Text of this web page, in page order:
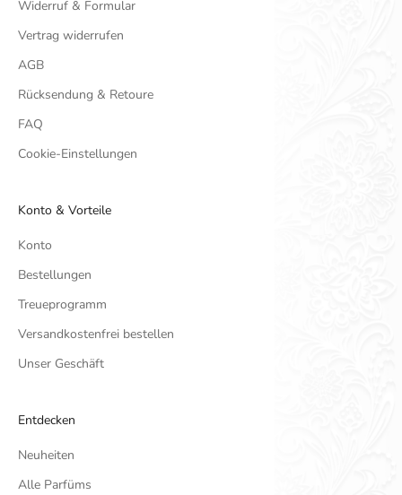
Widerruf & Formular
Vertrag widerrufen
AGB
Rücksendung & Retoure
FAQ
Cookie-Einstellungen
Konto & Vorteile
Konto
Bestellungen
Treueprogramm
Versandkostenfrei bestellen
Unser Geschäft
Entdecken
Neuheiten
Alle Parfüms